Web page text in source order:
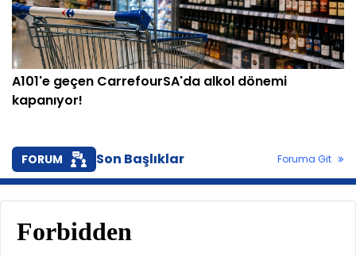
A101'e geçen CarrefourSA'da alkol dönemi
kapanıyor!
FORUM Son Başlıklar Foruma Git